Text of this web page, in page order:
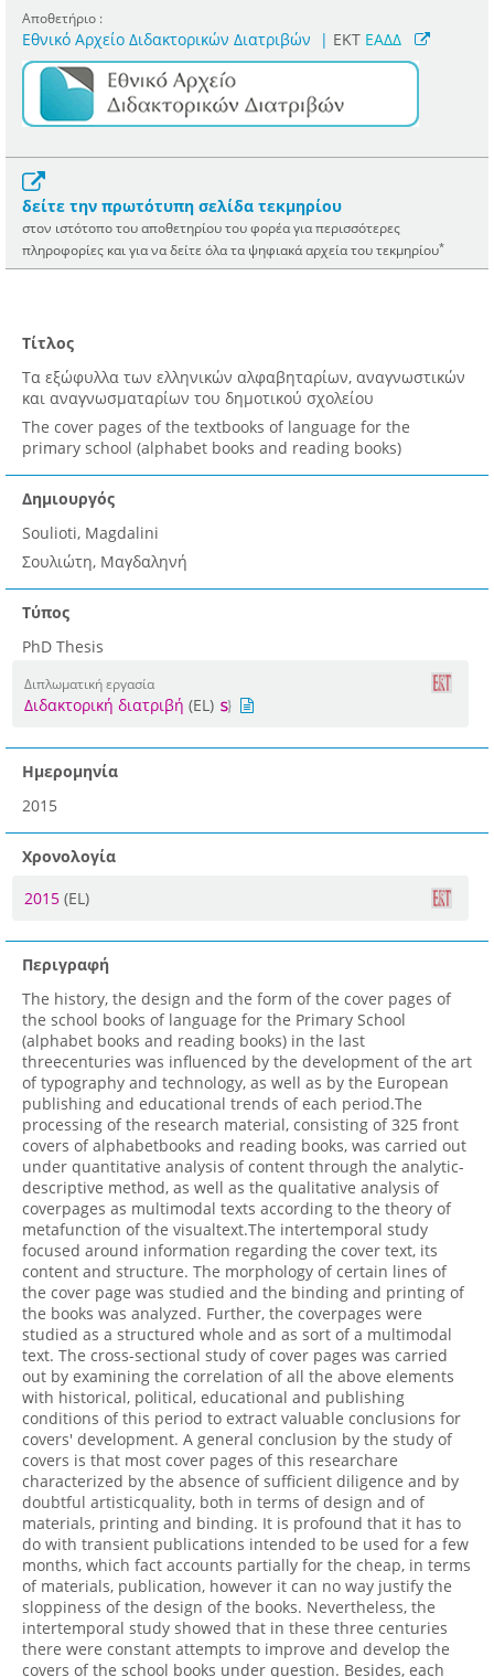
Αποθετήριο :
Εθνικό Αρχείο Διδακτορικών Διατριβών | ΕΚΤ ΕΑΔΔ
δείτε την πρωτότυπη σελίδα τεκμηρίου
στον ιστότοπο του αποθετηρίου του φορέα για περισσότερες
πληροφορίες και για να δείτε όλα τα ψηφιακά αρχεία του τεκμηρίου*
Τίτλος
Τα εξώφυλλα των ελληνικών αλφαβηταρίων, αναγνωστικών
και αναγνωσματαρίων του δημοτικού σχολείου
The cover pages of the textbooks of language for the
primary school (alphabet books and reading books)
Δημιουργός
Soulioti, Magdalini
Σουλιώτη, Μαγδαληνή
Τύπος
PhD Thesis
Διπλωματική εργασία
Διδακτορική διατριβή (EL)
Ημερομηνία
2015
Χρονολογία
2015 (EL)
Περιγραφή
The history, the design and the form of the cover pages of
the school books of language for the Primary School
(alphabet books and reading books) in the last
threecenturies was influenced by the development of the art
of typography and technology, as well as by the European
publishing and educational trends of each period.The
processing of the research material, consisting of 325 front
covers of alphabetbooks and reading books, was carried out
under quantitative analysis of content through the analytic-
descriptive method, as well as the qualitative analysis of
coverpages as multimodal texts according to the theory of
metafunction of the visualtext.The intertemporal study
focused around information regarding the cover text, its
content and structure. The morphology of certain lines of
the cover page was studied and the binding and printing of
the books was analyzed. Further, the coverpages were
studied as a structured whole and as sort of a multimodal
text. The cross-sectional study of cover pages was carried
out by examining the correlation of all the above elements
with historical, political, educational and publishing
conditions of this period to extract valuable conclusions for
covers' development. A general conclusion by the study of
covers is that most cover pages of this researchare
characterized by the absence of sufficient diligence and by
doubtful artisticquality, both in terms of design and of
materials, printing and binding. It is profound that it has to
do with transient publications intended to be used for a few
months, which fact accounts partially for the cheap, in terms
of materials, publication, however it can no way justify the
sloppiness of the design of the books. Nevertheless, the
intertemporal study showed that in these three centuries
there were constant attempts to improve and develop the
covers of the school books under question. Besides, each